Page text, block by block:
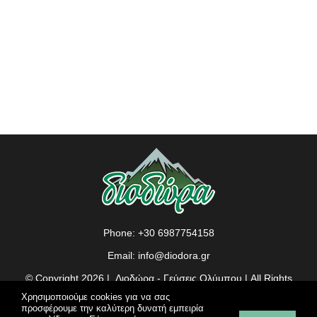
Phone: +30 6987754158
Email: info@diodora.gr
© Copyright 2026 | Διοδώρα - Γεύσεις Ολύμπου | All Rights
Reserved |
Πολιτική απορρήτου & συμμόρφωση GDPR
Χρησιμοποιούμε cookies για να σας
προσφέρουμε την καλύτερη δυνατή εμπειρία